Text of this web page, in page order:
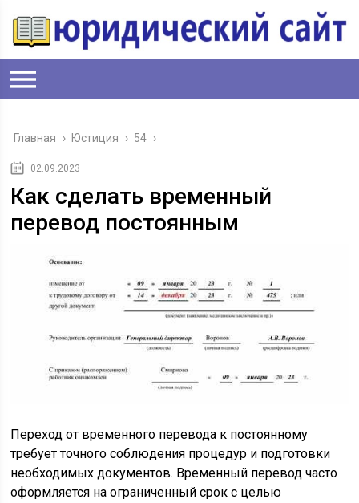
Главная › Юстиция › 54 ›
02.09.2023
Как сделать временный
перевод постоянным
Переход от временного перевода к постоянному
требует точного соблюдения процедур и подготовки
необходимых документов. Временный перевод часто
оформляется на ограниченный срок с целью